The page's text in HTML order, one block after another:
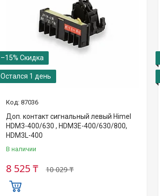
–15%
Остался 1 день
87036
Доп. контакт сигнальный левый Himel
HDM3-400/630 , HDM3E-400/630/800,
HDM3L-400
В наличии
10 029 ₸
8 525 ₸